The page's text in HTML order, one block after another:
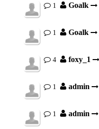
1 Goalk
1 Goalk
4 foxy_1
1 admin
1 admin